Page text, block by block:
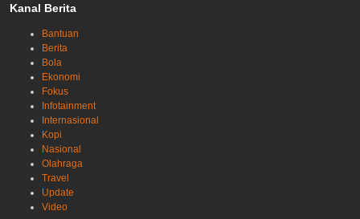
Kanal Berita
Bantuan
Berita
Bola
Ekonomi
Fokus
Infotainment
Internasional
Kopi
Nasional
Olahraga
Travel
Update
Video